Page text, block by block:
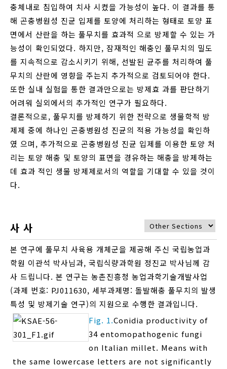
충체내로 침입하여 치사 시켰을 가능성이 높다. 이 결과를 통
해 곤충병원성 진균 입제를 토양에 처리하는 형태로 토양 표
면에서 산란을 하는 풀무치를 효과적 으로 방제할 수 있는 가
능성이 확인되었다. 하지만, 잠재적인 해충인 풀무치의 밀도
를 지속적으로 감소시키기 위해, 선발된 균주를 처리하여 풀
무치의 산란에 영향을 주는지 추가적으로 검토되어야 한다.
또한 실내 실험을 통한 결과만으로는 방제효 과를 판단하기
어려워 실외에서의 추가적인 연구가 필요하다.
결론적으로, 풀무치를 방제하기 위한 전략으로 생물학적 방
제제 중에 하나인 곤충병원성 진균의 적용 가능성을 확인하
였 으며, 추가적으로 곤충병원성 진균 입제를 이용한 토양 처
리는 토양 해충 및 토양의 표면을 경유하는 해충을 방제하는
데 효과 적인 생물 방제제로서의 역할을 기대할 수 있을 것이
다.
사 사
본 연구에 풀무치 사육용 개체군을 제공해 주신 국립농업과
학원 이관석 박사님과, 국립식량과학원 정진교 박사님께 감
사 드립니다. 본 연구는 농촌진흥청 농업과학기술개발사업
(과제 번호: PJ011630, 세부과제명: 돌발해충 풀무치의 발생
특성 및 방제기술 연구)의 지원으로 수행한 결과입니다.
Fig. 1.Conidia productivity of
34 entomopathogenic fungi
on Italian millet. Means with
the same lowercase letters are not significantly